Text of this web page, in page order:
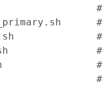
#
#
#